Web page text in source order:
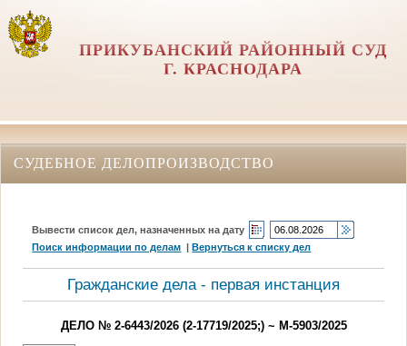
ПРИКУБАНСКИЙ РАЙОННЫЙ СУД
Г. КРАСНОДАРА
СУДЕБНОЕ ДЕЛОПРОИЗВОДСТВО
Вывести список дел, назначенных на дату
Поиск информации по делам |Вернуться к списку дел
Гражданские дела - первая инстанция
ДЕЛО № 2-6443/2026 (2-17719/2025;) ~ М-5903/2025